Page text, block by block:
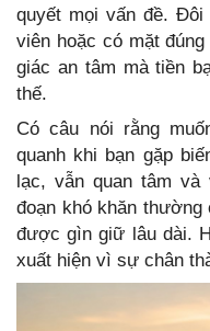
quyết mọi vấn đề.
viên hoặc có mặt
giác an tâm mà tiền
thế.
Có câu nói rằng
quanh khi bạn gặp
lạc, vẫn quan tâm
đoạn khó khăn thường
được gìn giữ lâu dài.
xuất hiện vì sự chân